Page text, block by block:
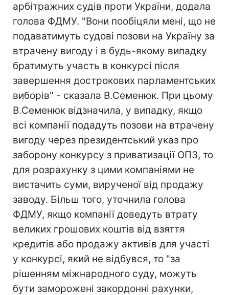
арбітражних судів проти України, додала
голова ФДМУ. "Вони пообіцяли мені, що не
подаватимуть судові позови на Україну за
втрачену вигоду і в будь-якому випадку
братимуть участь в конкурсі після
завершення дострокових парламентських
виборів" - сказала В.Семенюк. При цьому
В.Семенюк відзначила, у випадку, якщо
всі компанії подадуть позови на втрачену
вигоду через президентський указ про
заборону конкурсу з приватизації ОПЗ, то
для розрахунку з цими компаніями не
вистачить суми, вирученої від продажу
заводу. Більш того, уточнила голова
ФДМУ, якщо компанії доведуть втрату
великих грошових коштів від взяття
кредитів або продажу активів для участі
у конкурсі, який не відбувся, то "за
рішенням міжнародного суду, можуть
бути заморожені закордонні рахунки,